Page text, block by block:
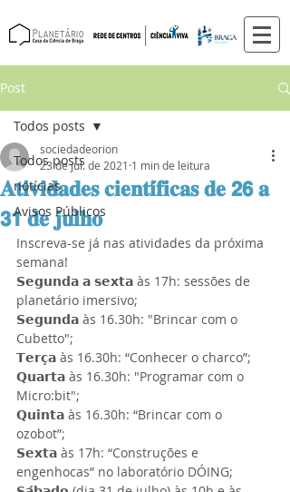
Post
Todos posts
notícias
Avisos Públicos
Todos posts
𝐀𝐭𝐢𝐯𝐢𝐝𝐚𝐝𝐞𝐬 𝐜𝐢𝐞𝐧𝐭𝐢́𝐟𝐢𝐜𝐚𝐬 𝐝𝐞 𝟮𝟲 𝐚
𝟯𝟭 𝐝𝐞 𝐣𝐮𝐥𝐡𝐨
sociedadeorion
23 de jul. de 2021 1 min de leitura
Inscreva-se já nas atividades da próxima
semana!
𝗦𝗲𝗴𝘂𝗻𝗱𝗮 𝗮 𝘀𝗲𝘅𝘁𝗮 às 17h: sessões de
planetário imersivo;
𝗦𝗲𝗴𝘂𝗻𝗱𝗮 às 16.30h: "Brincar com o
Cubetto";
𝗧𝗲𝗿𝗰̧𝗮 às 16.30h: “Conhecer o charco”;
𝗤𝘂𝗮𝗿𝘁𝗮 às 16.30h: "Programar com o
Micro:bit";
𝗤𝘂𝗶𝗻𝘁𝗮 às 16.30h: “Brincar com o
ozobot”;
𝗦𝗲𝘅𝘁𝗮 às 17h: “Construções e
engenhocas” no laboratório DÓING;